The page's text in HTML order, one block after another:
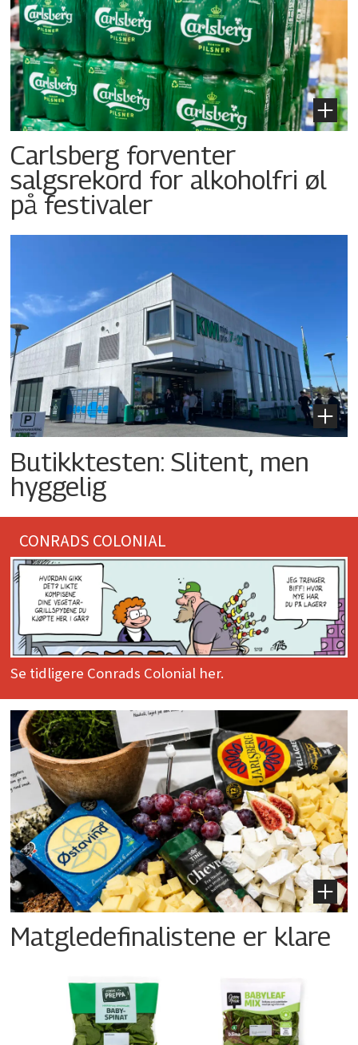
Carlsberg forventer
salgsrekord for alkoholfri øl
på festivaler
Butikktesten: Slitent, men
hyggelig
CONRADS COLONIAL
Se tidligere Conrads Colonial her.
Matgledefinalistene er klare